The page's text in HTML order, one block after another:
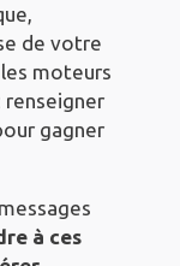
de votre
moteurs
renseigner
gagner
à ces